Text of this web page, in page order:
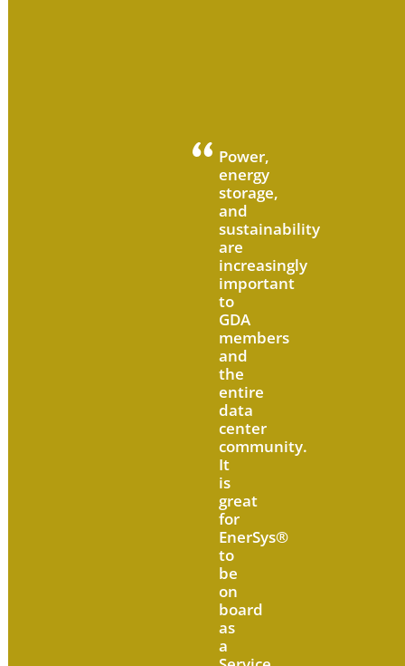
Power,
energy
storage,
and
sustainability
are
increasingly
important
to
GDA
members
and
the
entire
data
center
community.
It
is
great
for
EnerSys®
to
be
on
board
as
a